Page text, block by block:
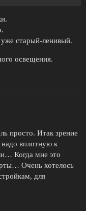
старый-ленивый.
освещения.
просто. Итак зрение
вплотную к
Когда мне это
Очень хотелось
для